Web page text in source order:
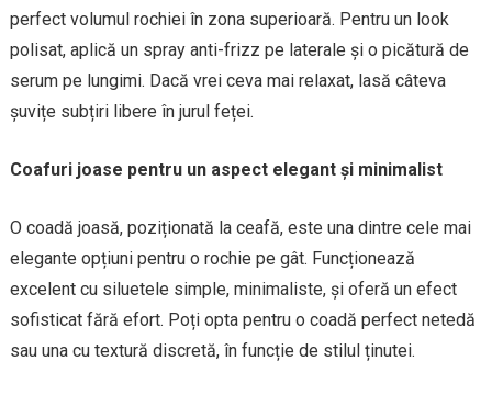
perfect volumul rochiei în zona superioară. Pentru un look
polisat, aplică un spray anti-frizz pe laterale și o picătură de
serum pe lungimi. Dacă vrei ceva mai relaxat, lasă câteva
șuvițe subțiri libere în jurul feței.
Coafuri joase pentru un aspect elegant și minimalist
O coadă joasă, poziționată la ceafă, este una dintre cele mai
elegante opțiuni pentru o rochie pe gât. Funcționează
excelent cu siluetele simple, minimaliste, și oferă un efect
sofisticat fără efort. Poți opta pentru o coadă perfect netedă
sau una cu textură discretă, în funcție de stilul ținutei.